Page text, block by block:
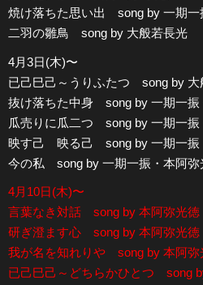
焼け落ちた思い出 song by 一期一
二羽の雛鳥 song by 大般若長光
4月3日(木)〜
已己巳己～うりふたつ song by 大
抜け落ちた中身 song by 一期一振
瓜売りに瓜二つ song by 一期一振
映す己 映る己 song by 一期一振
今の私 song by 一期一振・本阿弥
4月10日(木)〜
言葉なき対話 song by 本阿弥光徳
研ぎ澄ます心 song by 本阿弥光徳
我が名を知れりや song by 本阿弥
已己巳己～どちらかひとつ song